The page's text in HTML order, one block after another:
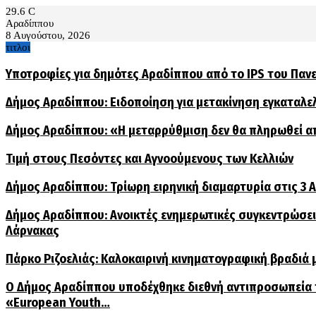
29.6 C
Αραδίππου
8 Αυγούστου, 2026
τιτλοι
Υποτροφίες για δημότες Αραδίππου από το IPS του
Δήμος Αραδίππου: Ειδοποίηση για μετακίνηση
Δήμος Αραδίππου: «Η μεταρρύθμιση δεν θα πληρωθεί
Τιμή στους Πεσόντες και Αγνοούμενους των Κελλιών
Δήμος Αραδίππου: Τρίωρη ειρηνική διαμαρτυρία στις 3
Δήμος Αραδίππου: Ανοικτές ενημερωτικές
Λάρνακας
Πάρκο Ριζοελιάς: Καλοκαιρινή κινηματογραφική
Ο Δήμος Αραδίππου υποδέχθηκε διεθνή
«European Youth…